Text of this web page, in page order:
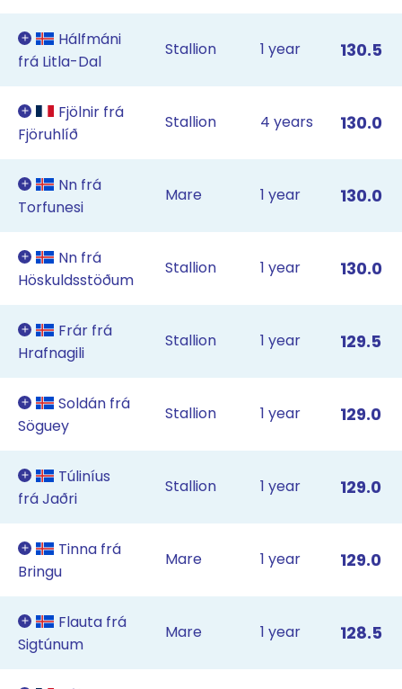
Hálfmáni
frá Litla-Dal
Stallion 1 year 130.5
Fjölnir frá
Fjöruhlíð
Stallion 4 years 130.0
Nn frá
Torfunesi
Mare 1 year 130.0
Nn frá
Höskuldsstöðum
Stallion 1 year 130.0
Frár frá
Hrafnagili
Stallion 1 year 129.5
Soldán frá
Söguey
Stallion 1 year 129.0
Túliníus
frá Jaðri
Stallion 1 year 129.0
Tinna frá
Bringu
Mare 1 year 129.0
Flauta frá
Sigtúnum
Mare 1 year 128.5